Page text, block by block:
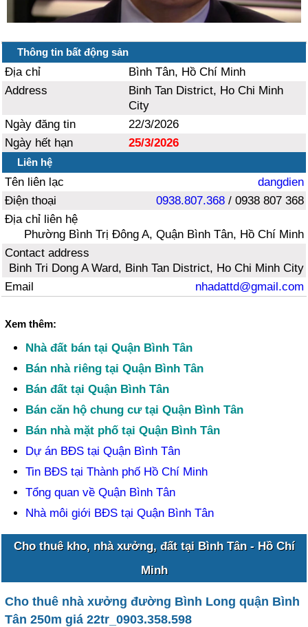
Thông tin bất động sản
Địa chỉ
Bình Tân, Hồ Chí Minh
Address
Binh Tan District, Ho Chi Minh
City
Ngày đăng tin
22/3/2026
Ngày hết hạn
25/3/2026
Liên hệ
Tên liên lạc
dangdien
Điện thoại
0938.807.368/ 0938 807 368
Địa chỉ liên hệ
Phường Bình Trị Đông A, Quận Bình Tân, Hồ Chí Minh
Contact address
Binh Tri Dong A Ward, Binh Tan District, Ho Chi Minh City
Email
nhadattd@gmail.com
Xem thêm:
Nhà đất bán tại Quận Bình Tân
Bán nhà riêng tại Quận Bình Tân
Bán đất tại Quận Bình Tân
Bán căn hộ chung cư tại Quận Bình Tân
Bán nhà mặt phố tại Quận Bình Tân
Dự án BĐS tại Quận Bình Tân
Tin BĐS tại Thành phố Hồ Chí Minh
Tổng quan về Quận Bình Tân
Nhà môi giới BĐS tại Quận Bình Tân
Cho thuê kho, nhà xưởng, đất tại Bình Tân - Hồ Chí
Minh
Cho thuê nhà xưởng đường Bình Long quận Bình
Tân 250m giá 22tr_0903.358.598